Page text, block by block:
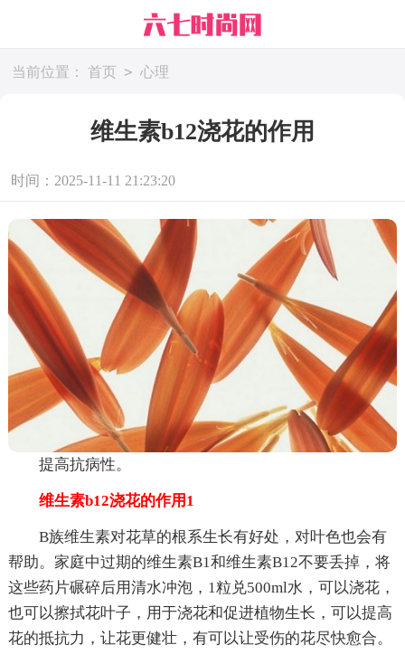
当前位置： 首页 > 心理
维生素b12浇花的作用
时间：2025-11-11 21:23:20
提高抗病性。
维生素b12浇花的作用1
B族维生素对花草的根系生长有好处，对叶色也会有
帮助。家庭中过期的维生素B1和维生素B12不要丢掉，将
这些药片碾碎后用清水冲泡，1粒兑500ml水，可以浇花，
也可以擦拭花叶子，用于浇花和促进植物生长，可以提高
花的抵抗力，让花更健壮，有可以让受伤的花尽快愈合。